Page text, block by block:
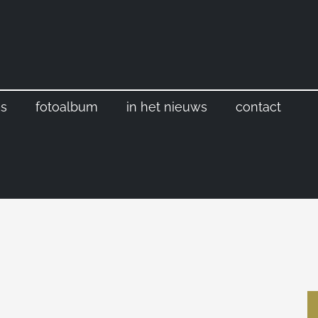
fotoalbum in het nieuws contact